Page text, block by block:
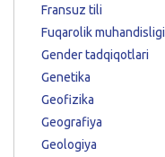
Fransuz tili
Fuqarolik muhandisligi
Gender tadqiqotlari
Genetika
Geofizika
Geografiya
Geologiya